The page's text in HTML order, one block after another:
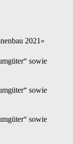
2021»
sowie
sowie
sowie